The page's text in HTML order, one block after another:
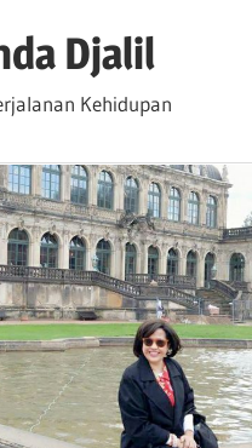
Djalil
Kehidupan